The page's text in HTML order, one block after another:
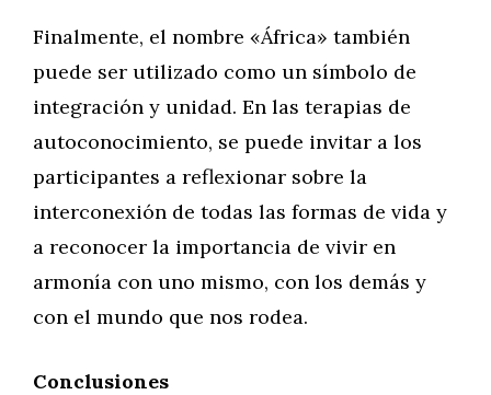
Finalmente, el nombre «África» también
puede ser utilizado como un símbolo de
integración y unidad. En las terapias de
autoconocimiento, se puede invitar a los
participantes a reflexionar sobre la
interconexión de todas las formas de vida y
a reconocer la importancia de vivir en
armonía con uno mismo, con los demás y
con el mundo que nos rodea.
Conclusiones